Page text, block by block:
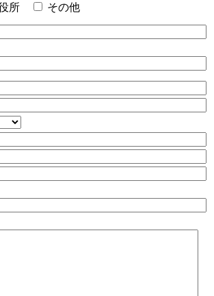
所
その他